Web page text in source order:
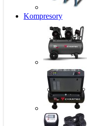
Kompresory